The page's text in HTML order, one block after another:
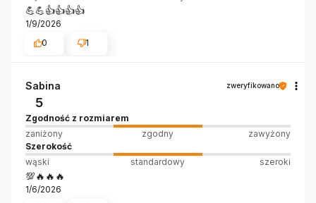
💪💪👍️👍️👍️👍️
1/9/2026
0
1
Sabina zweryfikowano
5
Zgodność z rozmiarem
zaniżony
zgodny
zawyżony
Szerokość
wąski
standardowy szeroki
💯🔥🔥🔥
1/6/2026